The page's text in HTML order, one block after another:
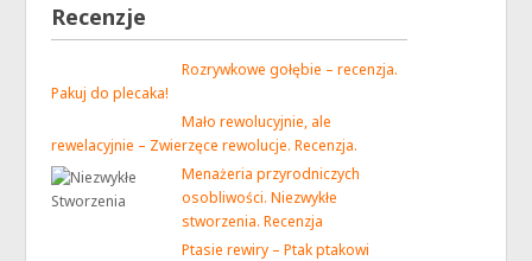
Recenzje
Rozrywkowe gołębie – recenzja.
Pakuj do plecaka!
Mało rewolucyjnie, ale
rewelacyjnie – Zwierzęce rewolucje. Recenzja.
Menażeria przyrodniczych
osobliwości. Niezwykłe
stworzenia. Recenzja
Ptasie rewiry – Ptak ptakowi